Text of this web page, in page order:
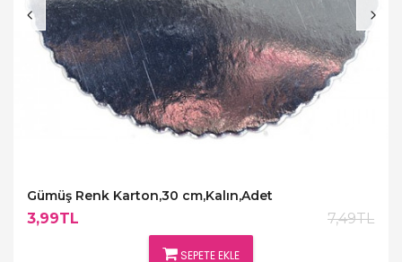
Gümüş Renk Karton,30 cm,Kalın,Adet
3,99TL 7,49TL
SEPETE EKLE